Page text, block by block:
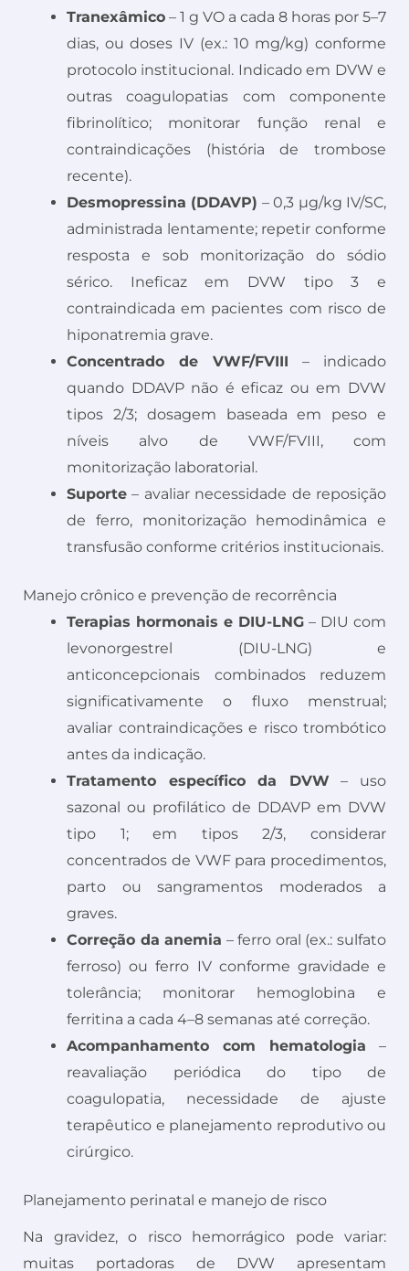
Tranexâmico – 1 g VO a cada 8 horas por 5–7
dias, ou doses IV (ex.: 10 mg/kg) conforme
protocolo institucional. Indicado em DVW e
outras coagulopatias com componente
fibrinolítico; monitorar função renal e
contraindicações (história de trombose
recente).
Desmopressina (DDAVP) – 0,3 µg/kg IV/SC,
administrada lentamente; repetir conforme
resposta e sob monitorização do sódio
sérico. Ineficaz em DVW tipo 3 e
contraindicada em pacientes com risco de
hiponatremia grave.
Concentrado de VWF/FVIII – indicado
quando DDAVP não é eficaz ou em DVW
tipos 2/3; dosagem baseada em peso e
níveis alvo de VWF/FVIII, com
monitorização laboratorial.
Suporte – avaliar necessidade de reposição
de ferro, monitorização hemodinâmica e
transfusão conforme critérios institucionais.
Manejo crônico e prevenção de recorrência
Terapias hormonais e DIU-LNG – DIU com
levonorgestrel (DIU-LNG) e
anticoncepcionais combinados reduzem
significativamente o fluxo menstrual;
avaliar contraindicações e risco trombótico
antes da indicação.
Tratamento específico da DVW – uso
sazonal ou profilático de DDAVP em DVW
tipo 1; em tipos 2/3, considerar
concentrados de VWF para procedimentos,
parto ou sangramentos moderados a
graves.
Correção da anemia – ferro oral (ex.: sulfato
ferroso) ou ferro IV conforme gravidade e
tolerância; monitorar hemoglobina e
ferritina a cada 4–8 semanas até correção.
Acompanhamento com hematologia –
reavaliação periódica do tipo de
coagulopatia, necessidade de ajuste
terapêutico e planejamento reprodutivo ou
cirúrgico.
Planejamento perinatal e manejo de risco
Na gravidez, o risco hemorrágico pode variar:
muitas portadoras de DVW apresentam